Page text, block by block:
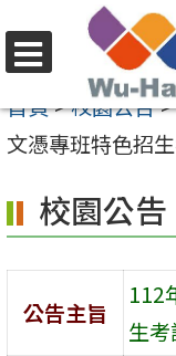
至
要
容
區
選
單
首頁>校園公告>
文憑專班特色招
校園公告
公告主旨
112
生